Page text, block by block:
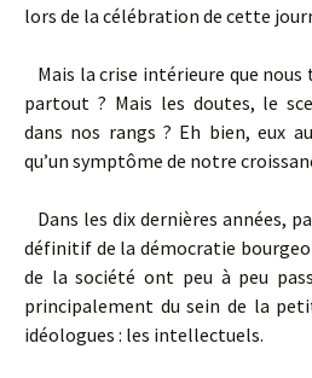
lors de la célébration de cette
Mais la crise intérieure que
partout ? Mais les doutes, le
dans nos rangs ? Eh bien, eux
qu’un symptôme de notre
Dans les dix dernières années,
définitif de la démocratie
de la société ont peu à peu
principalement du sein de la
idéologues : les intellectuels.